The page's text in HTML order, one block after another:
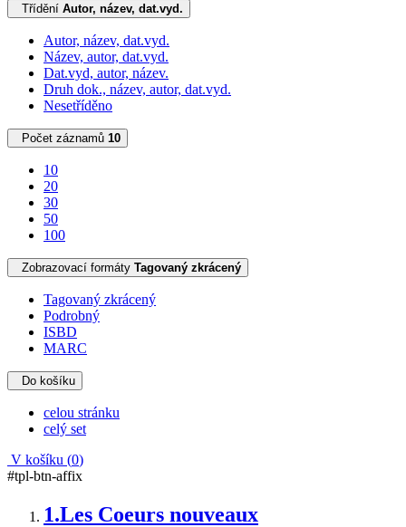
Třídění Autor, název, dat.vyd.
Autor, název, dat.vyd.
Název, autor, dat.vyd.
Dat.vyd, autor, název.
Druh dok., název, autor, dat.vyd.
Nesetříděno
Počet záznamů 10
10
20
30
50
100
Zobrazovací formáty Tagovaný zkrácený
Tagovaný zkrácený
Podrobný
ISBD
MARC
Do košíku
celou stránku
celý set
V košíku (0)
#tpl-btn-affix
1.Les Coeurs nouveaux